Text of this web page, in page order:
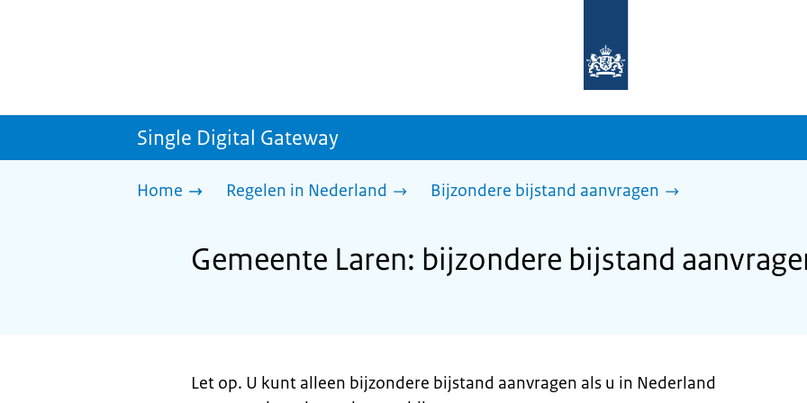
homepage
sdg.rijksoverheid.nl
Single Digital Gateway
Home Regelen in Nederland Bijzondere bijstand aanvragen
Gemeente Laren: bijzondere bijstand
Let op. U kunt alleen bijzondere bijstand aanvragen als u in Nederland